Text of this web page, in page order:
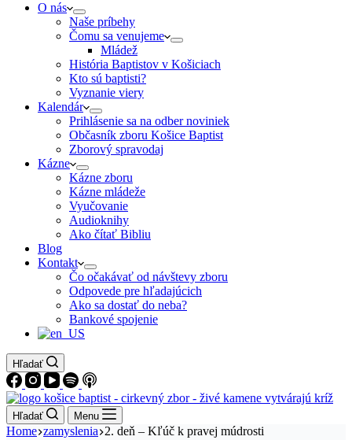
O nás
Naše príbehy
Čomu sa venujeme
Mládež
História Baptistov v Košiciach
Kto sú baptisti?
Vyznanie viery
Kalendár
Prihlásenie sa na odber noviniek
Občasník zboru Košice Baptist
Zborový spravodaj
Kázne
Kázne zboru
Kázne mládeže
Vyučovanie
Audioknihy
Ako čítať Bibliu
Blog
Kontakt
Čo očakávať od návštevy zboru
Odpovede pre hľadajúcich
Ako sa dostať do neba?
Bankové spojenie
Hľadať
Hľadať Menu
Home zamyslenia 2. deň – Kľúč k pravej múdrosti